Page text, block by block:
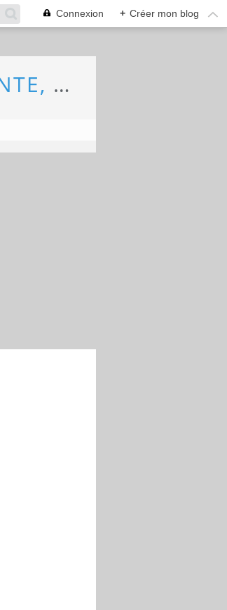
Connexion + Créer mon blog
ECONOMIE, MARKETING, COMMERCE, FORCE DE VENTE, ECOLOGIE